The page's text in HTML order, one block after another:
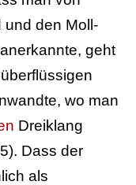
und den Moll-
geht
wo man
Dreiklang
Dass der
als